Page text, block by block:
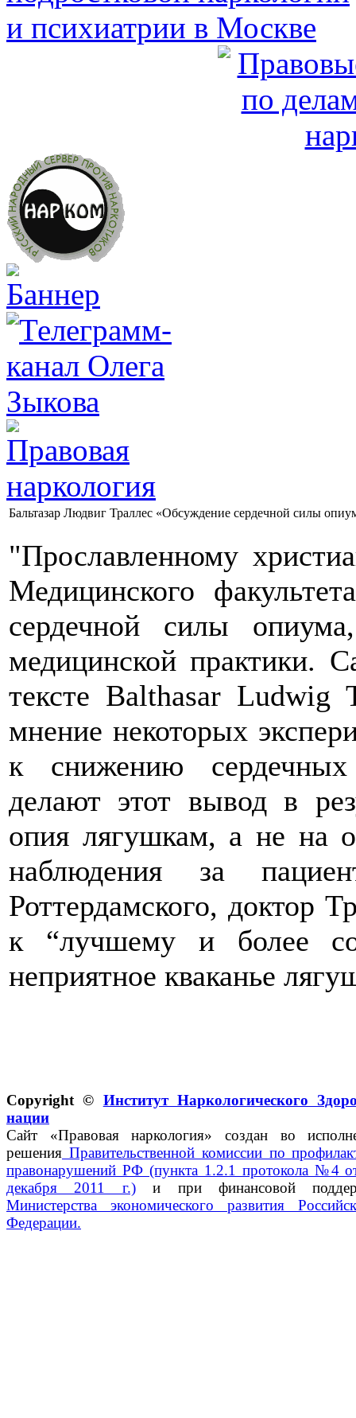
Бальтазар Людвиг Траллес «Обсуждение сердечной силы
"Прославленному
Медицинского
сердечной силы
медицинской практики.
тексте Balthasar Ludwig
мнение некоторых
к снижению
делают этот вывод в
опия лягушкам, а не на
наблюдения за
Роттердамского, доктор
к “лучшему и более
неприятное кваканье
Copyright © Институт Наркологического
нации
Сайт «Правовая наркология» создан во
решения Правительственной комиссии по
правонарушений РФ (пункта 1.2.1 протокола №4
декабря 2011 г.)и при финансовой
Министерства экономического развития
Федерации.